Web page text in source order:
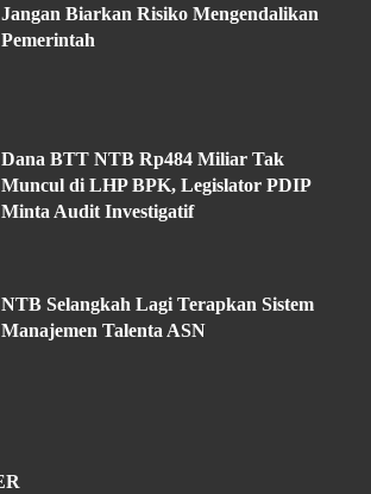
Jangan Biarkan Risiko Mengendalikan
Pemerintah
Dana BTT NTB Rp484 Miliar Tak
Muncul di LHP BPK, Legislator PDIP
Minta Audit Investigatif
NTB Selangkah Lagi Terapkan Sistem
Manajemen Talenta ASN